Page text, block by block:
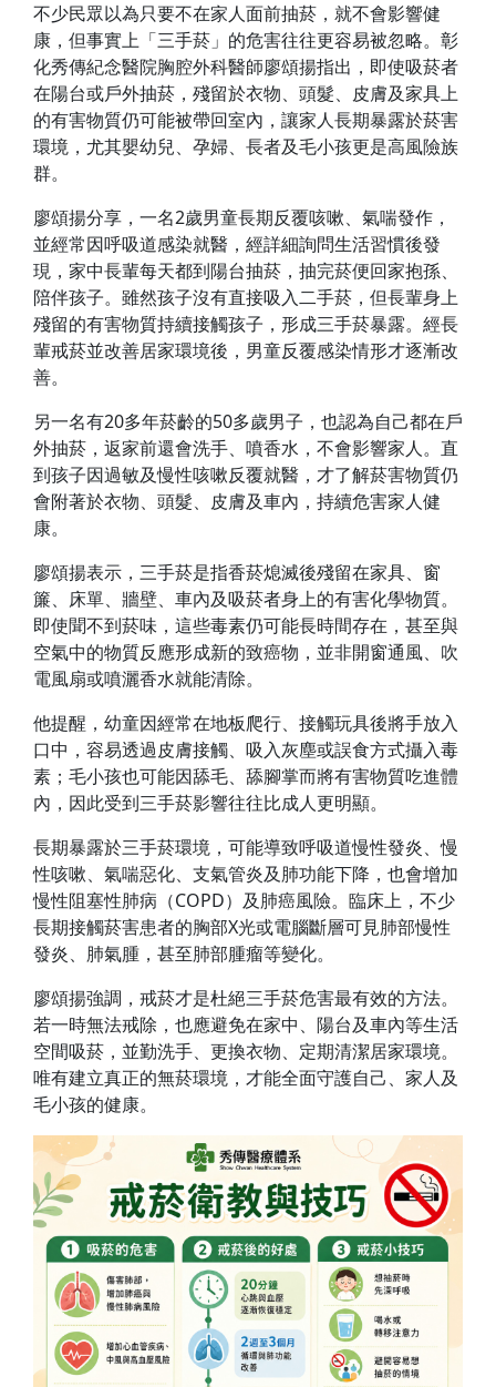
不少民眾以為只要不在家人面前抽菸，就不會影響健
康，但事實上「三手菸」的危害往往更容易被忽略。彰
化秀傳紀念醫院胸腔外科醫師廖頌揚指出，即使吸菸者
在陽台或戶外抽菸，殘留於衣物、頭髮、皮膚及家具上
的有害物質仍可能被帶回室內，讓家人長期暴露於菸害
環境，尤其嬰幼兒、孕婦、長者及毛小孩更是高風險族
群。
廖頌揚分享，一名2歲男童長期反覆咳嗽、氣喘發作，
並經常因呼吸道感染就醫，經詳細詢問生活習慣後發
現，家中長輩每天都到陽台抽菸，抽完菸便回家抱孫、
陪伴孩子。雖然孩子沒有直接吸入二手菸，但長輩身上
殘留的有害物質持續接觸孩子，形成三手菸暴露。經長
輩戒菸並改善居家環境後，男童反覆感染情形才逐漸改
善。
另一名有20多年菸齡的50多歲男子，也認為自己都在戶
外抽菸，返家前還會洗手、噴香水，不會影響家人。直
到孩子因過敏及慢性咳嗽反覆就醫，才了解菸害物質仍
會附著於衣物、頭髮、皮膚及車內，持續危害家人健
康。
廖頌揚表示，三手菸是指香菸熄滅後殘留在家具、窗
簾、床單、牆壁、車內及吸菸者身上的有害化學物質。
即使聞不到菸味，這些毒素仍可能長時間存在，甚至與
空氣中的物質反應形成新的致癌物，並非開窗通風、吹
電風扇或噴灑香水就能清除。
他提醒，幼童因經常在地板爬行、接觸玩具後將手放入
口中，容易透過皮膚接觸、吸入灰塵或誤食方式攝入毒
素；毛小孩也可能因舔毛、舔腳掌而將有害物質吃進體
內，因此受到三手菸影響往往比成人更明顯。
長期暴露於三手菸環境，可能導致呼吸道慢性發炎、慢
性咳嗽、氣喘惡化、支氣管炎及肺功能下降，也會增加
慢性阻塞性肺病（COPD）及肺癌風險。臨床上，不少
長期接觸菸害患者的胸部X光或電腦斷層可見肺部慢性
發炎、肺氣腫，甚至肺部腫瘤等變化。
廖頌揚強調，戒菸才是杜絕三手菸危害最有效的方法。
若一時無法戒除，也應避免在家中、陽台及車內等生活
空間吸菸，並勤洗手、更換衣物、定期清潔居家環境。
唯有建立真正的無菸環境，才能全面守護自己、家人及
毛小孩的健康。